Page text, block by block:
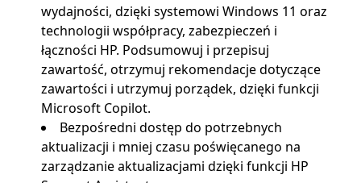
wydajności, dzięki systemowi Windows 11 oraz
technologii współpracy, zabezpieczeń i
łączności HP. Podsumowuj i przepisuj
zawartość, otrzymuj rekomendacje dotyczące
zawartości i utrzymuj porządek, dzięki funkcji
Microsoft Copilot.
Bezpośredni dostęp do potrzebnych
aktualizacji i mniej czasu poświęcanego na
zarządzanie aktualizacjami dzięki funkcji HP